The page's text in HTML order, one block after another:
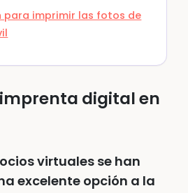
para imprimir las fotos de
imprenta digital en
virtuales se han
excelente opción a la